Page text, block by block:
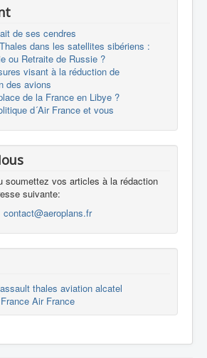
de ses cendres
dans les satellites sibériens :
ou Retraite de Russie ?
visant à la réduction de
des avions
de la France en Libye ?
d´Air France et vous
soumettez vos articles à la rédaction
suivante:
contact@aeroplans.fr
thales aviation alcatel
France Air France